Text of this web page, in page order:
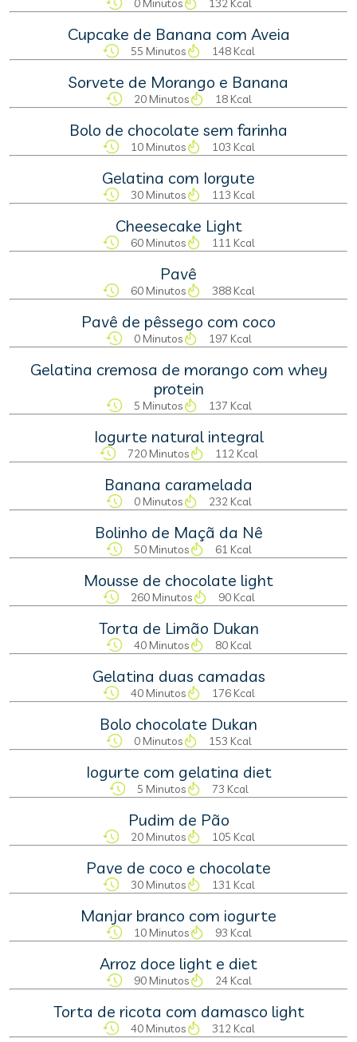
0 Minutos 132 Kcal
Cupcake de Banana com Aveia
55 Minutos 148 Kcal
Sorvete de Morango e Banana
20 Minutos 18 Kcal
Bolo de chocolate sem farinha
10 Minutos 103 Kcal
Gelatina com Iorgute
30 Minutos 113 Kcal
Cheesecake Light
60 Minutos 111 Kcal
Pavê
60 Minutos 388 Kcal
Pavê de pêssego com coco
0 Minutos 197 Kcal
Gelatina cremosa de morango com whey
protein
5 Minutos 137 Kcal
Iogurte natural integral
720 Minutos 112 Kcal
Banana caramelada
0 Minutos 232 Kcal
Bolinho de Maçã da Nê
50 Minutos 61 Kcal
Mousse de chocolate light
260 Minutos 90 Kcal
Torta de Limão Dukan
40 Minutos 80 Kcal
Gelatina duas camadas
40 Minutos 176 Kcal
Bolo chocolate Dukan
0 Minutos 153 Kcal
Iogurte com gelatina diet
5 Minutos 73 Kcal
Pudim de Pão
20 Minutos 105 Kcal
Pave de coco e chocolate
30 Minutos 131 Kcal
Manjar branco com iogurte
10 Minutos 93 Kcal
Arroz doce light e diet
90 Minutos 24 Kcal
Torta de ricota com damasco light
40 Minutos 312 Kcal